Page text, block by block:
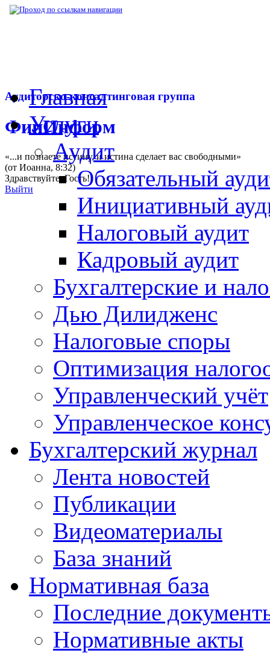
Аудиторско-консалтинговая группа
ФинИнформ
«...и познаете истину, и истина сделает вас свободными»
(от Иоанна, 8:32)
Здравствуйте,Гость!
Выйти
Главная
Услуги
Аудит
Обязательный
Инициативный
Налоговый аудит
Кадровый аудит
Бухгалтерские и
Дью Дилидженс
Налоговые споры
Оптимизация
Управленческий учёт
Управленческое
Бухгалтерский журнал
Лента новостей
Публикации
Видеоматериалы
База знаний
Нормативная база
Последние
Нормативные акты